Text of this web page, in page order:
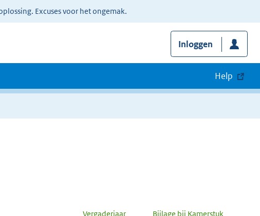
Excuses voor het ongemak.
Inloggen
Help
Vergaderjaar Bijlage bij Kamerstuk